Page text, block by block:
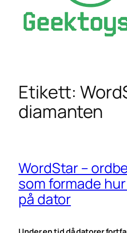
Etikett:
diamanten
WordStar –
som formade
på dator